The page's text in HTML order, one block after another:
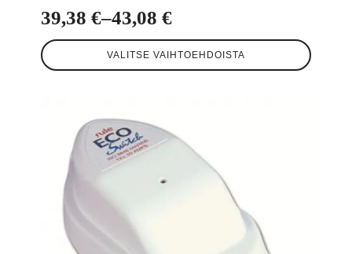
39,38 €–43,08 €
Hintaluokka:
39,38 €
VALITSE VAIHTOEHDOISTA
Tällä
tuotteella
valinnat
tuotteen
sivulla.